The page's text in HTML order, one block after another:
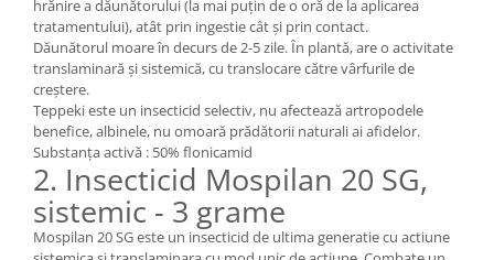
Freza de zapada
Echipamente de curatenie
hrănire a dăunătorului (la mai puțin de o oră de la aplicarea
tratamentului), atât prin ingestie cât și prin contact.
Dăunătorul moare în decurs de 2-5 zile. În plantă, are o activitate
translaminară și sistemică, cu translocare către vârfurile de
creștere.
Teppeki este un insecticid selectiv, nu afectează artropodele
benefice, albinele, nu omoară prădătorii naturali ai afidelor.
Substanța activă : 50% flonicamid
2. Insecticid Mospilan 20 SG,
sistemic - 3 grame
Mospilan 20 SG este un insecticid de ultima generatie cu actiune